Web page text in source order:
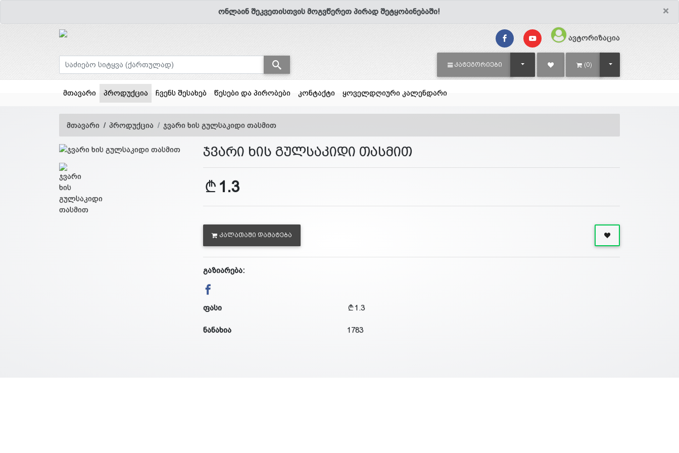
×
ონლაინ შეკვეთისთვის მოგვწერეთ პირად შეტყობინებაში!
ავტორიზაცია
ᲙᲐᲢᲔᲒᲝᲠᲘᲔᲑᲘ TOGGLE DROPDOWN(0) TOGGLE DROPDOWN
მთავარი პროდუქცია(current)
ჩვენს შესახებ წესები და პირობები კონტაქტი ყოველდღიური კალენდარი
მთავარი პროდუქცია ჯვარი ხის გულსაკიდი თასმით
ჯვარი ხის გულსაკიდი თასმით
1.3
ᲙᲐᲚᲐᲗᲐᲨᲘ ᲓᲐᲛᲐᲢᲔᲑᲐ
გაზიარება:
ფასი 1.3
ნანახია 1783